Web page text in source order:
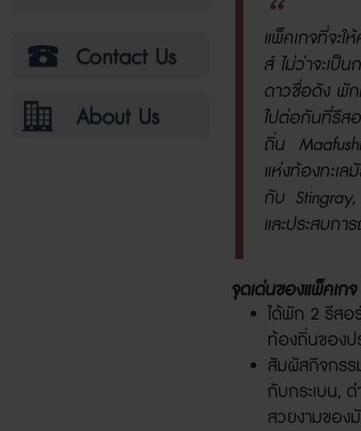
แพ็คเกจที่จะ
ส์ ไม่ว่าจะเ
ดาวชื่อดัง พั
ไปต่อกันที่รีส
ถิ่น
แห่งท้องทะเ
กับ Stingray
และประสบก
จุดเด่นของแพ็คเกจ
ได้พัก 2 รีสอ
ท้องถิ่นของป
สัมผัสกิจกรร
กับกระเบน, ด
สวยงามขอ